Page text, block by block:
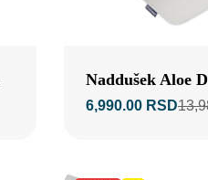
Tip:
Naddušek Aloe
Prodajna
6,990.00 RSD
Standardna